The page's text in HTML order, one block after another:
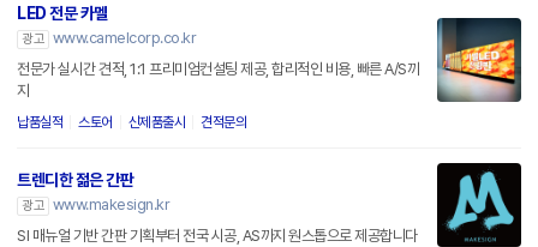
LED 전문 카멜
광고 www.camelcorp.co.kr
전문가 실시간 견적, 1:1 프리미엄컨설팅 제공, 합리적인 비용, 빠른 A/S까
지
납품실적 스토어 신제품출시 견적문의
트렌디한 젊은 간판
광고 www.makesign.kr
SI 매뉴얼 기반 간판 기획부터 전국 시공, AS까지 원스톱으로 제공합니다